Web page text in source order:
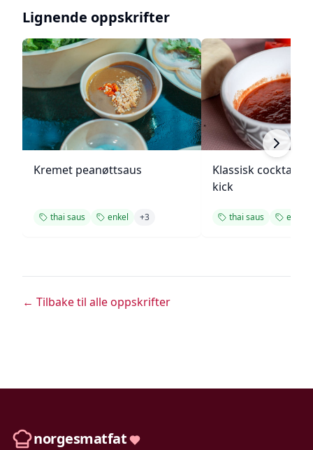
Lignende oppskrifter
Kremet peanøttsaus
thai saus enkel +3
Klassisk
kick
thai saus enkel
← Tilbake til alle oppskrifter
norgesmatfat